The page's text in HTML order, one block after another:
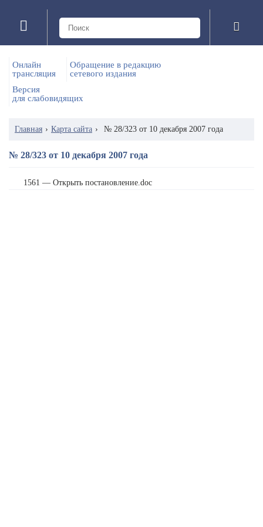
Онлайн
трансляция
Обращение в редакцию
сетевого издания
Версия
для слабовидящих
Главная › Карта сайта › № 28/323 от 10 декабря 2007 года
№ 28/323 от 10 декабря 2007 года
1561 — Открыть постановление.doc